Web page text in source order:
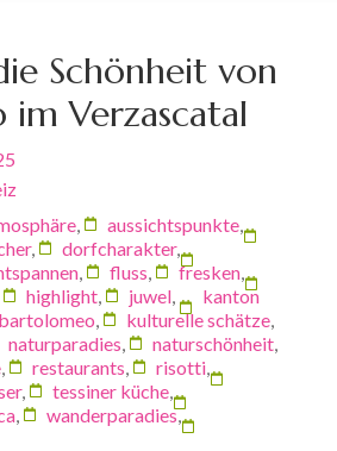
Schönheit von
im Verzascatal
aussichtspunkte
, dorfcharakter,
fluss fresken
highlight juwel
kanton
kulturelle schätze
naturparadies naturschönheit
restaurants risotti
, tessiner küche
wanderparadies,